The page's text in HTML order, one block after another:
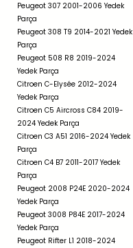
Peugeot 307 2001-2006 Yedek
Parça
Peugeot 308 T9 2014-2021 Yedek
Parça
Peugeot 508 R8 2019-2024
Yedek Parça
Citroen C-Elysée 2012-2024
Yedek Parça
Citroen C5 Aircross C84 2019-
2024 Yedek Parça
Citroen C3 A51 2016-2024 Yedek
Parça
Citroen C4 B7 2011-2017 Yedek
Parça
Peugeot 2008 P24E 2020-2024
Yedek Parça
Peugeot 3008 P84E 2017-2024
Yedek Parça
Peugeot Rifter L1 2018-2024